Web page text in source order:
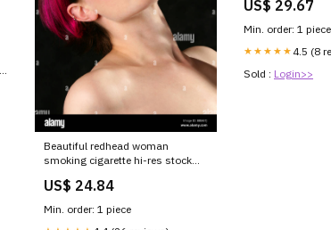
Beautiful redhead woman
smoking cigarette hi-res stock
US$ 24.84
Min. order: 1 piece
2011-esi3046165
US$ 29.67
Min. order: 1 piece
★★★★★ 4.5 (8
Sold : Login>>